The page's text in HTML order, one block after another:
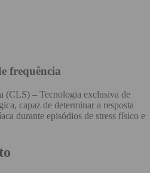
frequência
(CLS) – Tecnologia exclusiva de
capaz de determinar a resposta
durante episódios de stress físico e